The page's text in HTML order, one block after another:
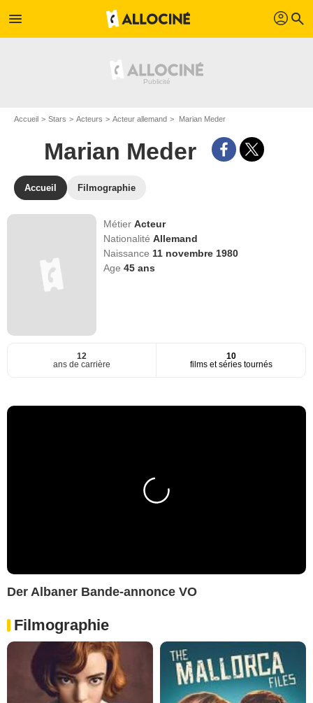
menu profil search
Accueil Stars Acteurs Acteur allemand Marian Meder
Marian Meder
Accueil Filmographie
MétierActeur
NationalitéAllemand
Naissance 11 novembre 1980
Age45 ans
12
ans de carrière
10
films et séries tournés
Der Albaner Bande-annonce VO
Filmographie